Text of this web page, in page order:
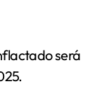
será